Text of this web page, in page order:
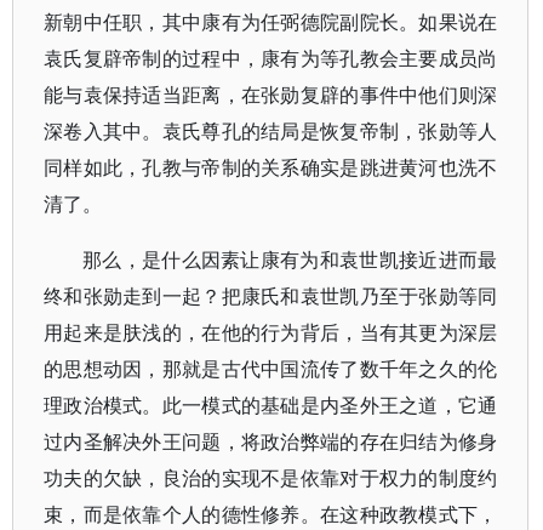
新朝中任职，其中康有为任弼德院副院长。如果说在
袁氏复辟帝制的过程中，康有为等孔教会主要成员尚
能与袁保持适当距离，在张勋复辟的事件中他们则深
深卷入其中。袁氏尊孔的结局是恢复帝制，张勋等人
同样如此，孔教与帝制的关系确实是跳进黄河也洗不
清了。
那么，是什么因素让康有为和袁世凯接近进而最
终和张勋走到一起？把康氏和袁世凯乃至于张勋等同
用起来是肤浅的，在他的行为背后，当有其更为深层
的思想动因，那就是古代中国流传了数千年之久的伦
理政治模式。此一模式的基础是内圣外王之道，它通
过内圣解决外王问题，将政治弊端的存在归结为修身
功夫的欠缺，良治的实现不是依靠对于权力的制度约
束，而是依靠个人的德性修养。在这种政教模式下，